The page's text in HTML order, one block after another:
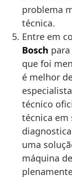
problema
técnica.
Entre em
Bosch
que foi
é melhor
técnico
técnica em
uma
máquina